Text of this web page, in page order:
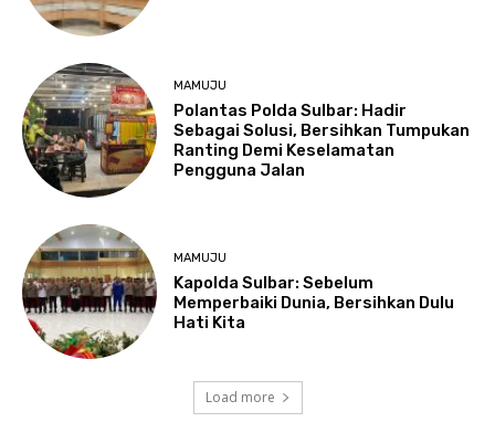
MAMUJU
Polantas Polda Sulbar: Hadir
Sebagai Solusi, Bersihkan Tumpukan
Ranting Demi Keselamatan
Pengguna Jalan
MAMUJU
Kapolda Sulbar: Sebelum
Memperbaiki Dunia, Bersihkan Dulu
Hati Kita
Load more